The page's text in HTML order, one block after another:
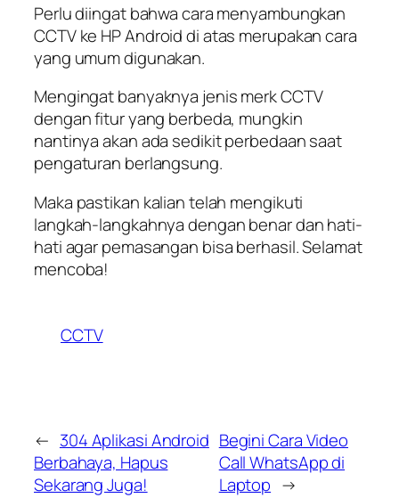
Perlu diingat bahwa cara menyambungkan
CCTV ke HP Android di atas merupakan cara
yang umum digunakan.
Mengingat banyaknya jenis merk CCTV
dengan fitur yang berbeda, mungkin
nantinya akan ada sedikit perbedaan saat
pengaturan berlangsung.
Maka pastikan kalian telah mengikuti
langkah-langkahnya dengan benar dan hati-
hati agar pemasangan bisa berhasil. Selamat
mencoba!
CCTV
← 304 Aplikasi Android
Berbahaya, Hapus
Sekarang Juga!
Begini Cara Video
Call WhatsApp di
Laptop →